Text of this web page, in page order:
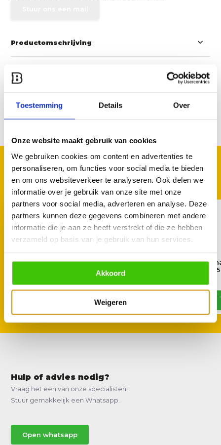
Toestemming Details Over
Onze website maakt gebruik van cookies
We gebruiken cookies om content en advertenties te
personaliseren, om functies voor social media te bieden
en om ons websiteverkeer te analyseren. Ook delen we
informatie over je gebruik van onze site met onze
partners voor social media, adverteren en analyse. Deze
partners kunnen deze gegevens combineren met andere
informatie die je aan ze heeft verstrekt of die ze hebben
verzameld op basis van je gebruik van hun services.
Akkoord
Weigeren
Productomschrijving
Specificaties
GOED TE COMBINEREN
Met deze accessoires
Smokin’ Flavours RVS
11,95
NOSKOS the
Barbecue Sauce
10,95
Hulp of advies nodig?
Vraag het een van onze specialisten!
Stuur gemakkelijk een Whatsapp.
Open whatsapp